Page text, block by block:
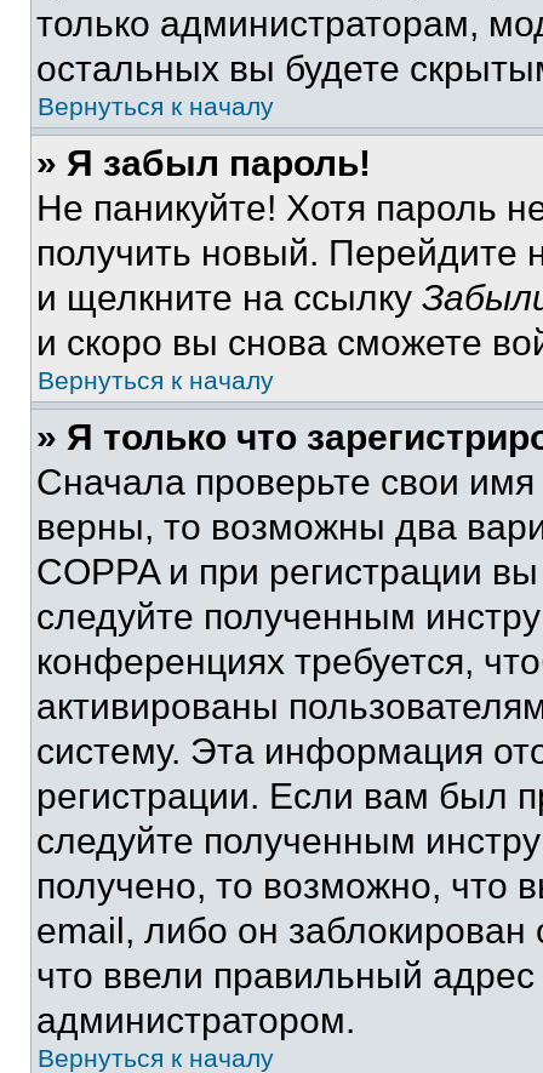
только администраторам,
остальных вы будете
Вернуться к началу
» Я забыл пароль!
Не паникуйте! Хотя пароль
получить новый. Перейдите
и щелкните на ссылку
и скоро вы снова сможете
Вернуться к началу
» Я только что
Сначала проверьте свои
верны, то возможны два
COPPA и при регистрации
следуйте полученным
конференциях требуется,
активированы
систему. Эта информация
регистрации. Если вам был
следуйте полученным
получено, то возможно, что
email, либо он
что ввели правильный адрес
администратором.
Вернуться к началу